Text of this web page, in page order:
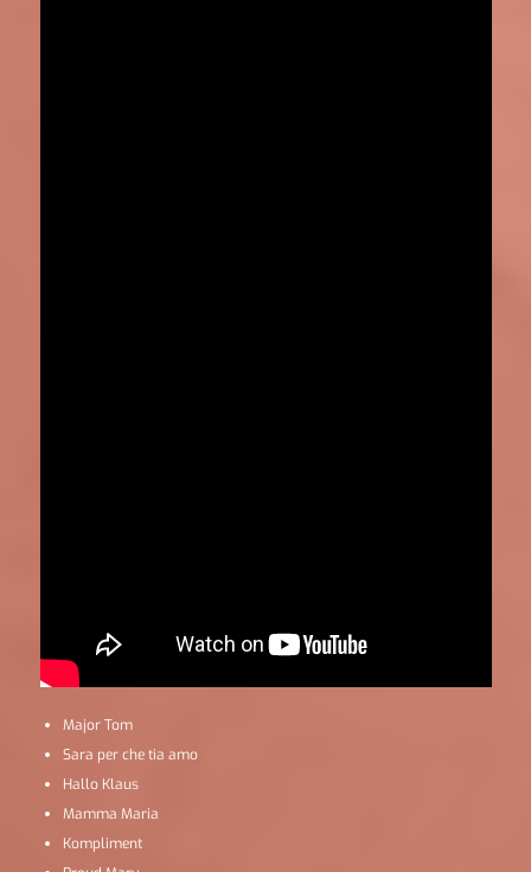
Major Tom
Sara per che tia amo
Hallo Klaus
Mamma Maria
Kompliment